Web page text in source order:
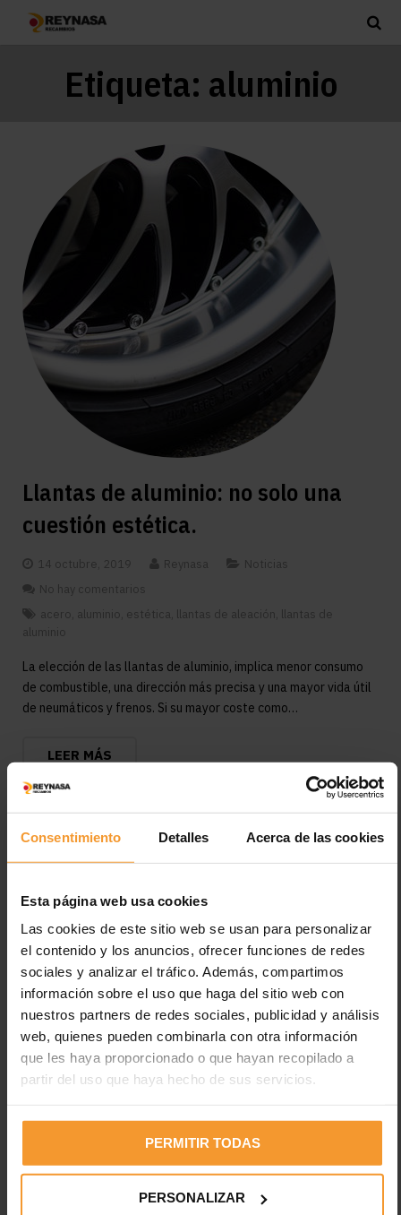
Consentimiento Detalles Acerca de las cookies
Esta página web usa cookies
Las cookies de este sitio web se usan para personalizar
el contenido y los anuncios, ofrecer funciones de redes
sociales y analizar el tráfico. Además, compartimos
información sobre el uso que haga del sitio web con
nuestros partners de redes sociales, publicidad y análisis
web, quienes pueden combinarla con otra información
que les haya proporcionado o que hayan recopilado a
partir del uso que haya hecho de sus servicios.
PERMITIR TODAS
PERSONALIZAR
Etiqueta: aluminio
Llantas de aluminio: no solo una
cuestión estética.
14 octubre, 2019 Reynasa
Noticias
No hay comentarios
acero aluminio estética llantas de aleación llantas de
aluminio
La elección de las llantas de aluminio, implica menor consumo
de combustible, una dirección más precisa y una mayor vida útil
de neumáticos y frenos. Si su mayor coste como…
LEER MÁS
Entradas recientes
Los neumáticos están desgastados en el 2% de los
accidentes de tráfico con víctimas
Uno de cada cuatro vehículos circula con fallos en luces,
cuando el 35% de fallecidos es en horas con poca luz
prevención
aseguradoras por la pintura a los talleres madrileños
Diagnóstico en el taller del funcionamiento del aire